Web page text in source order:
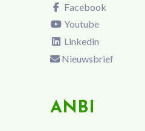
Facebook
Youtube
Linkedin
Nieuwsbrief
ANBI